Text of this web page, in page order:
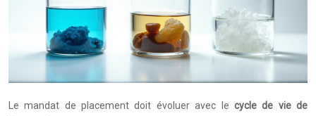
Le mandat de placement doit évoluer avec le cycle de vie de